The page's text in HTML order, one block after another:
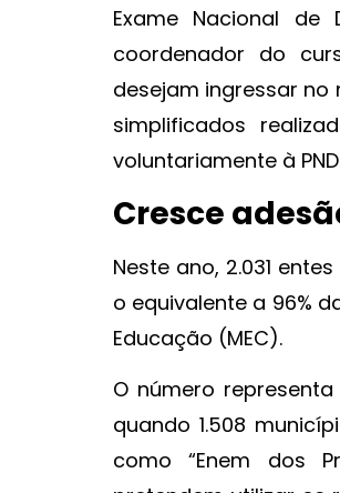
Exame Nacional de
coordenador do
desejam ingressar
simplificados
voluntariamente à
Cresce
Neste ano, 2.031
o equivalente a 96%
Educação (MEC).
O número
quando 1.508
como “Enem dos